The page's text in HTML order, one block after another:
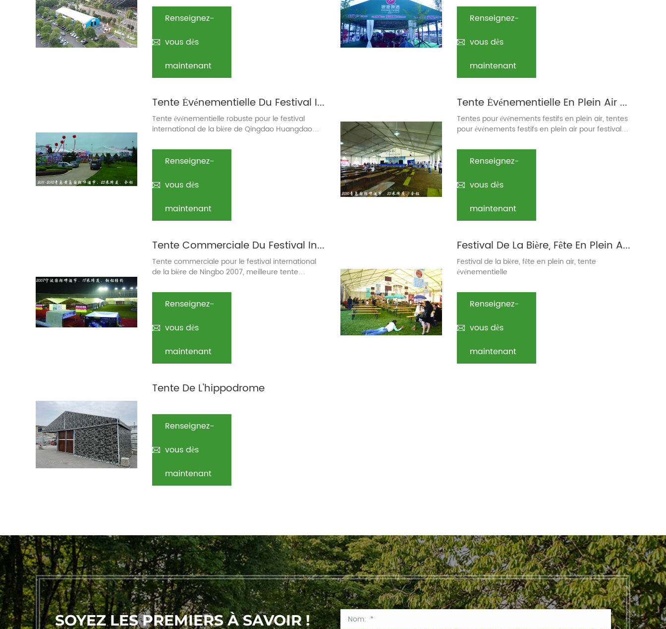
donner de magnifiques prestations.
Renseignez-
vous dès
maintenant
Renseignez-
vous dès
maintenant
Tente Événementielle Du Festival International De La Bière De Qingdao Huangdao 2011-2012
Tente événementielle robuste pour le festival
international de la bière de Qingdao Huangdao
Renseignez-
vous dès
maintenant
Tente Événementielle En Plein Air Pour Le Festival International De La Bière De Qingdao 2010
Tentes pour événements festifs en plein air, tentes
pour événements festifs en plein air pour festivals
Renseignez-
vous dès
maintenant
Tente Commerciale Du Festival International De La Bière De Ningbo 2007
Tente commerciale pour le festival international
de la bière de Ningbo 2007, meilleure tente
Renseignez-
vous dès
maintenant
Festival De La Bière, Fête En Plein Air, Tente Événementielle
Festival de la bière, fête en plein air, tente
événementielle
Renseignez-
vous dès
maintenant
Tente De L'hippodrome
Renseignez-
vous dès
maintenant
SOYEZ LES PREMIERS À SAVOIR !